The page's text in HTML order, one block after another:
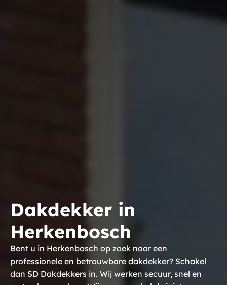
Dakdekker in
Herkenbosch
Bent u in Herkenbosch op zoek naar een
professionele en betrouwbare dakdekker? Schakel
dan SD Dakdekkers in. Wij werken secuur, snel en